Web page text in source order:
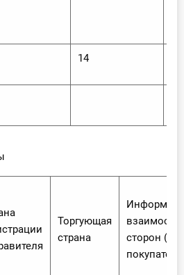
14
Торгующая
страна
сторон